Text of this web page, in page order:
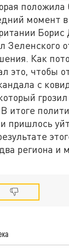
момент
Борис
Зеленского
Как
это, чтобы
с
итоге
пришлось
региона и